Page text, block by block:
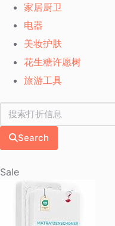
家居厨卫
电器
美妆护肤
花生糖许愿树
旅游工具
Search
Sale